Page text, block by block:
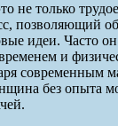
не только
позволяющий
идеи. Часто он
и
современным
без опыта